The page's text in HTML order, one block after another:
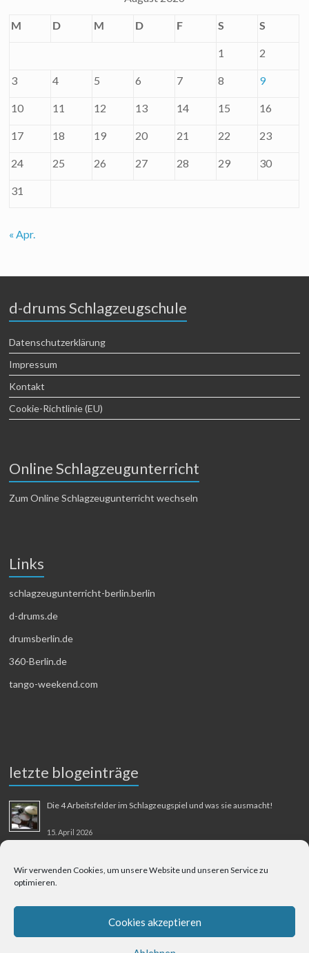
Wir verwenden Cookies, um unsere Website und unseren Service zu
optimieren.
Cookies akzeptieren
M D M D F S S
1 2
3 4 5 6 7 8 9
10 11 12 13 14 15 16
17 18 19 20 21 22 23
24 25 26 27 28 29 30
31
« Apr.
d-drums Schlagzeugschule
Datenschutzerklärung
Impressum
Kontakt
Cookie-Richtlinie (EU)
Online Schlagzeugunterricht
Zum Online Schlagzeugunterricht wechseln
Links
schlagzeugunterricht-berlin.berlin
d-drums.de
drumsberlin.de
360-Berlin.de
tango-weekend.com
letzte blogeinträge
Die 4 Arbeitsfelder im Schlagzeugspiel und was sie ausmacht!
15. April 2026
31. August 2025
Berliner Flughafen Tegel – Berlin-Bangkok